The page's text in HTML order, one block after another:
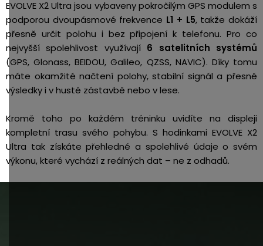
EVOLVE X2 Ultra jsou vybaveny pokročilým GPS modulem s
podporou dvoupásmové frekvence L1 + L5, takže dokáží
přesně určit polohu i bez připojení k telefonu. Pro co
nejvyšší spolehlivost využívají 6 satelitních systémů
(GPS, Glonass, BEIDOU, Galileo, QZSS, NAVIC). Díky tomu
máte okamžité načtení polohy, stabilní signál a přesné
výsledky i v husté zástavbě nebo v lese.
Kromě toho po každém tréninku uvidíte na displeji
kompletní trasu svého pohybu. S hodinkami EVOLVE X2
Ultra tak získáte přehledné a spolehlivé údaje o svém
výkonu, které vychází z reálných dat – ne z odhadů.